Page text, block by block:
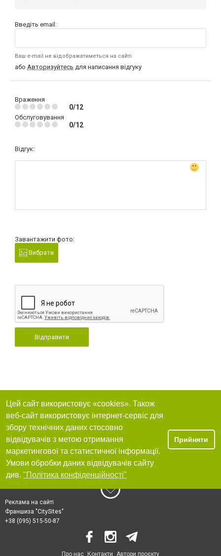
Введіть email:
Ваш e-mail не відображатиметься на сайті
або Авторизуйтесь для написання відгуку
Враження
0/12
Обслуговування
0/12
Відгук:
Завантажити фото:
Вибрати
Відправити
Цей сайт використовує «cookies». Також
веб-сайт використовує інтернет-сервіс для
збору технічних даних стосовно
відвідувачів з метою отримання
маркетингової та статистичної інформації.
Умови обробки даних відвідувачів сайту
див. "Політика конфіденційності"
Прийняти
Реклама на сайті
Франшиза "CitySites"
+38 (095) 515-50-87
Про нас Контакти Автори проєкту